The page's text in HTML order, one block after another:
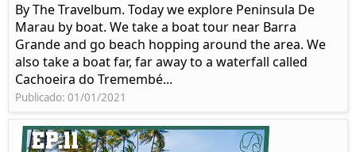
By The Travelbum. Today we explore Peninsula De
Marau by boat. We take a boat tour near Barra
Grande and go beach hopping around the area. We
also take a boat far, far away to a waterfall called
Cachoeira do Tremembé...
Publicado: 01/01/2021